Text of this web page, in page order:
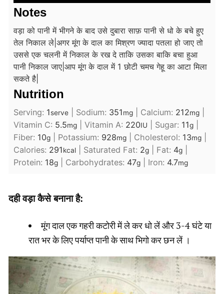
Notes
वड़ा को पानी में भीगने के बाद उसे दुबारा साफ़ पानी से धो के बचे हुए
तेल निकाल ले| अगर मूंग के दाल का मिश्रण ज्यादा पतला हो जाए तो
उससे एक चलनी में निकाल के रख दे ताकि उसका बाकि बचा हुआ
पानी निकाल जाए| आप मूंग के दाल में 1 छोटी चमच गेहू का आटा मिला
सकते है|
Nutrition
Serving: 1serve Sodium: 351mg Calcium: 212mg
Vitamin C: 5.5mg Vitamin A: 220IU Sugar: 11g
Fiber: 10g Potassium: 928mg Cholesterol: 13mg
Calories: 291kcal Saturated Fat: 2g Fat: 4g
Protein: 18g Carbohydrates: 47g Iron: 4.7mg
दही वड़ा कैसे बनाना है:
मूंग दाल एक गहरी कटोरी में ले कर धो लें और 3-4 घंटे या
रात भर के लिए पर्याप्त पानी के साथ भिगो कर छन लें ।